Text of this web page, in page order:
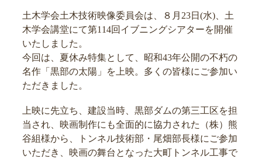
土木学会土木技術映像委員会は、８月23日(水)、土
木学会講堂にて第114回イブニングシアターを開催
いたしました。
今回は、夏休み特集として、昭和43年公開の不朽の
名作「黒部の太陽」を上映。多くの皆様にご参加い
ただきました。
上映に先立ち、建設当時、黒部ダムの第三工区を担
当され、映画制作にも全面的に協力された（株）熊
谷組様から、トンネル技術部・尾畑部長様にご参加
いただき、映画の舞台となった大町トンネル工事で